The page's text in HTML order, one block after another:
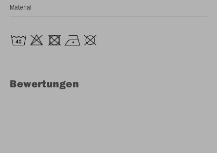
Material
Bewertungen